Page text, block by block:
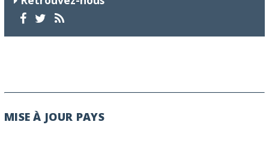
MISE À JOUR PAYS